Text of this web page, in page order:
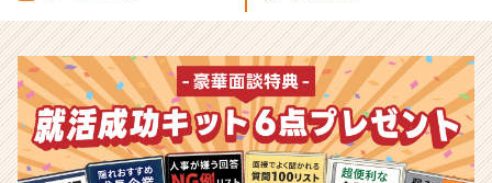
ベ
ン
チ
ャ
ー・
成